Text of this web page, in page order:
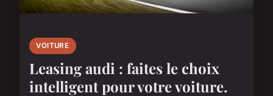
VOITURE
Leasing audi : faites le choix
intelligent pour votre voiture.